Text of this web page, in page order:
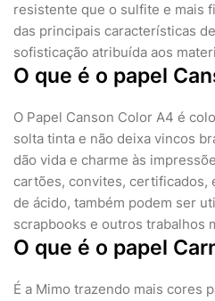
resistente que o sulfite e mais
das principais características
sofisticação atribuída aos
O que é o papel
O Papel Canson Color A4 é
solta tinta e não deixa vincos
dão vida e charme às
cartões, convites, certificados,
de ácido, também podem ser
scrapbooks e outros trabalhos
O que é o papel
É a Mimo trazendo mais cores